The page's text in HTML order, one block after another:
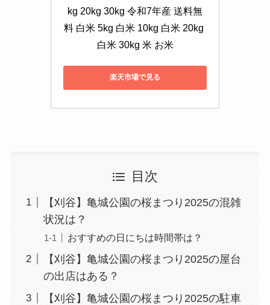
kg 20kg 30kg 令和7年産 送料無
料 白米 5kg 白米 10kg 白米 20kg
白米 30kg 米 お米
楽天市場で見る
目次
【刈谷】亀城公園の桜まつり2025の混雑
状況は？
おすすめの日にちは時間帯は？
【刈谷】亀城公園の桜まつり2025の屋台
の出店はある？
【刈谷】亀城公園の桜まつり2025の駐車